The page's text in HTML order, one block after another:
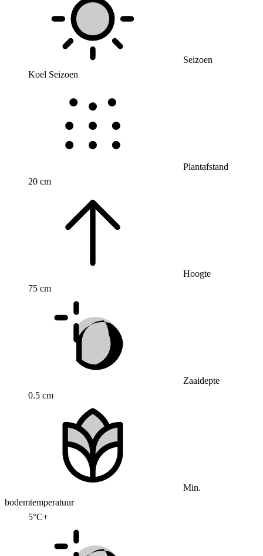
Seizoen
Koel Seizoen
Plantafstand
20 cm
Hoogte
75 cm
Zaaidepte
0.5 cm
Min.
bodemtemperatuur
5°C+